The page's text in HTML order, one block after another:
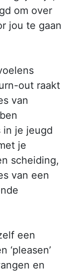
om over
jou te gaan
out raakt
van
in je jeugd
je
scheiding,
van een
een
‘pleasen’
en